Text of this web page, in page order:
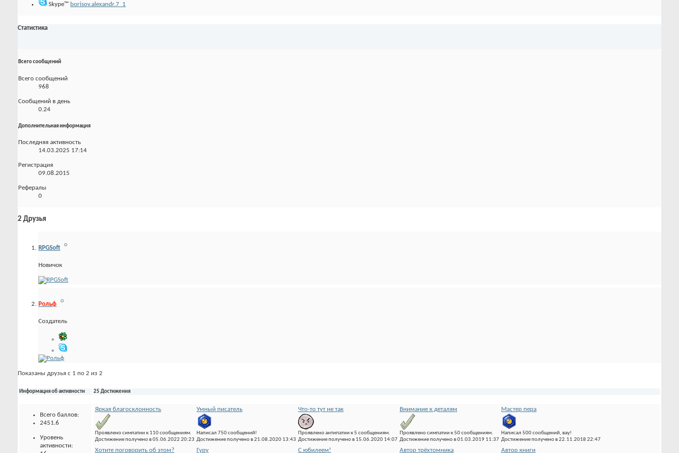
Skype™ borisov.alexandr.7_1
Статистика
Всего сообщений
Всего сообщений
968
Сообщений в день
0.24
Дополнительная информация
Последняя активность
14.03.2025 17:14
Регистрация
09.08.2015
Рефералы
0
2 Друзья
RPGSoft
Новичок
Рольф
Создатель
Показаны друзья с 1 по 2 из 2
Информация об активности
Всего баллов:
2451.6
Уровень
активности:
25 Достижения
Яркая благосклонность
Проявлено симпатии к 110 сообщениям.
Достижение получено в 05.06.2022 20:23
Умный писатель
Написал 750 сообщений!
Достижение получено в 21.08.2020 13:43
Что-то тут не так
Проявлено антипатии к 5 сообщениям.
Достижение получено в 15.06.2020 14:07
Внимание к деталям
Проявлено симпатии к 50 сообщениям.
Достижение получено в 01.03.2019 11:37
Мастер пера
Написал 500 сообщений, вау!
Достижение получено в 22.11.2018 22:47
Хотите поговорить об этом? Гуру С юбилеем! Автор трёхтомника Автор книги